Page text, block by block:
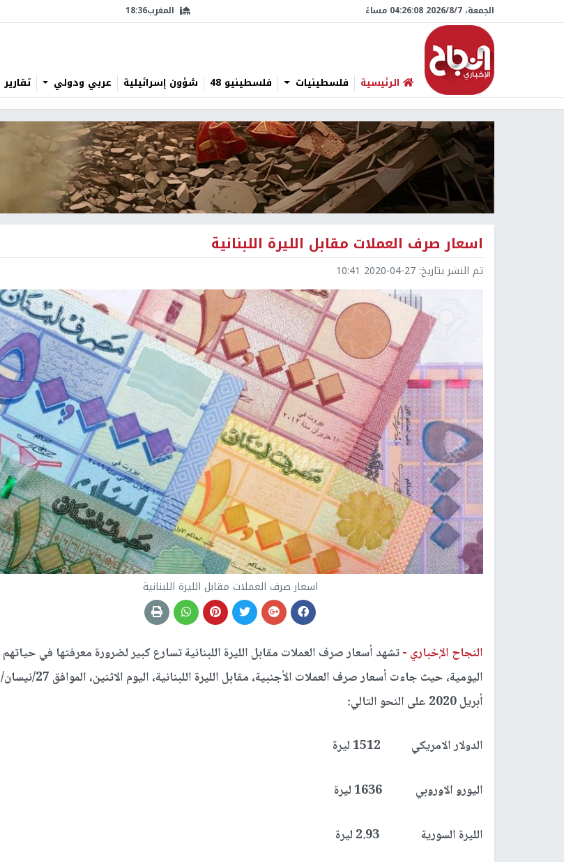
الجمعة، 7/‏8/‏2026 04:26:09 مساءً المغرب18:36
الرئيسية فلسطينيات فلسطينيو 48 شؤون إسرائيلية عربي ودولي تقارير
اسعار صرف العملات مقابل الليرة اللبنانية
تم النشر بتاريخ: 2020-04-27 10:41
اسعار صرف العملات مقابل الليرة اللبنانية
النجاح الإخباري -تشهد أسعار صرف العملات مقابل الليرة اللبنانية تسارع كبير لضرورة معرفتها في حياتهم
اليومية، حيث
جاءت أسعار صرف العملات الأجنبية، مقابل الليرة اللبنانية، اليوم الاثنين، الموافق 27/نيسان/
أبريل 2020 على النحو التالي:
الدولار الامريكي 1512 ليرة
اليورو الاوروبي 1636 ليرة
الليرة السورية 2.93 ليرة